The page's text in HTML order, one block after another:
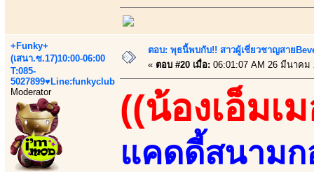
+Funky+
(เสนา.ซ.17)10:00-06:00
T:085-
5027899♥Line:funkyclub
Moderator
ตอบ: พุธนี้พบกับ!! สาวผู้เชี่ยวชาญสาย
« ตอบ #20 เมื่อ: 06:01:07 AM 26 มีนาคม
((น้องเอ็มเ
แคดดี้สนามก